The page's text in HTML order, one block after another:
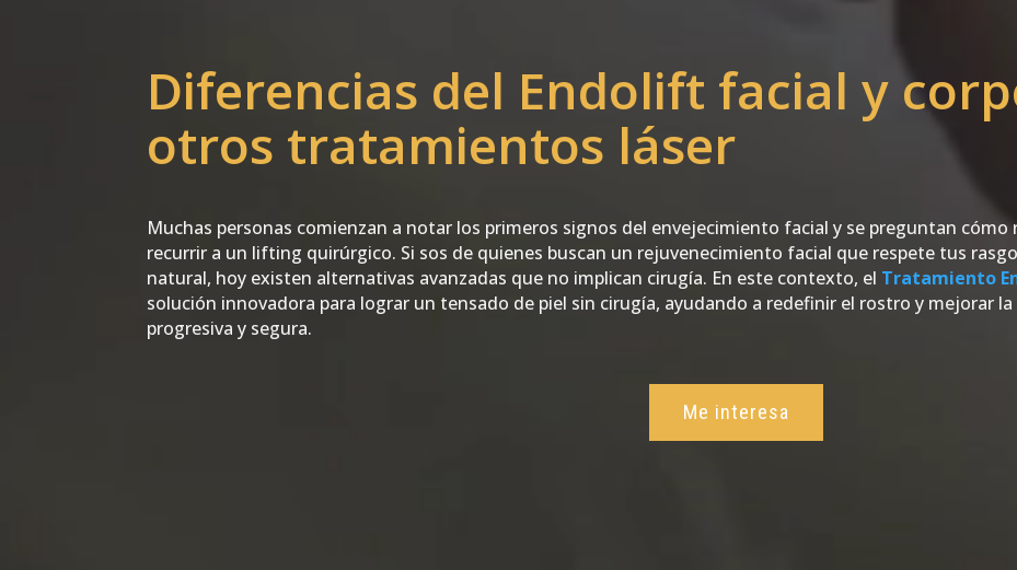
Diferencias del Endolift facial y
otros tratamientos láser
Muchas personas comienzan a notar los primeros signos del envejecimiento facial y se preguntan cómo
recurrir a un lifting quirúrgico. Si sos de quienes buscan un rejuvenecimiento facial que respete tus
natural, hoy existen alternativas avanzadas que no implican cirugía. En este contexto, el Tratamiento
solución innovadora para lograr un tensado de piel sin cirugía, ayudando a redefinir el rostro y mejorar
progresiva y segura.
Me interesa